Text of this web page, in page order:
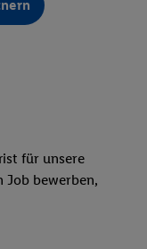
für unsere
Job bewerben,